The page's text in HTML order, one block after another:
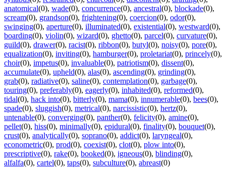
anatomical(0), wade(0), concurrence(0), ancestral(0), blockade(0),
scream(0), grandson(0), frightening(0), coercion(0), odor(0),
swinging(0), aperture(0), illuminated(0), existential(0), westward(0),
boarding(0), violin(0), wizard(0), ghetto(0), parcel(0), curvature(0),
guild(0), drawer(0), racist(0), ribbon(0), butyl(0), noisy(0), pore(0),
equalization(0), inviting(0), hamburger(0), proletariat(0), princely(0),
choir(0), impetus(0), invaluable(0), patriotism(0), dissent(0),
accumulate(0), upheld(0), alas(0), ascending(0), grinding(0),
grab(0), radiative(0), saline(0), contemplation(0), garbage(0),
touring(0), preferably(0), eagerly(0), inhabited(0), reformed(0),
tidal(0), hack into(0), bitterly(0), mama(0), innumerable(0), bees(0),
spade(0), sluggish(0), metrical(0), narcissistic(0), hertz(0),
untenable(0), converging(0), panther(0), felicity(0), amine(0),
pellet(0), hiss(0), minimally(0), epidural(0), finality(0), bouquet(0),
crust(0), analytically(0), soprano(0), addict(0), laryngeal(0),
econometric(0), prod(0), coexist(0), clot(0), plow into(0),
prescriptive(0), rake(0), booked(0), igneous(0), blinding(0),
alfalfa(0), cartel(0), taps(0), subculture(0), abreast(0)